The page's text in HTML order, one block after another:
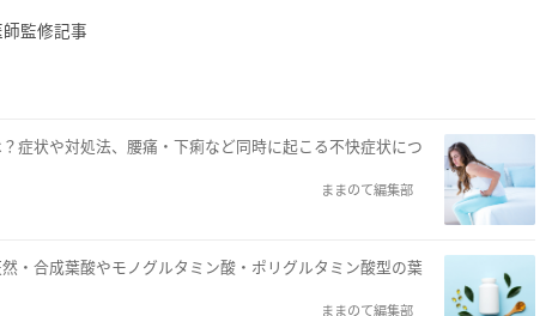
監修記事
症状や対処法、腰痛・下痢など同時に起こる不快症状につ
ままのて編集部
・合成葉酸やモノグルタミン酸・ポリグルタミン酸型の葉
ままのて編集部